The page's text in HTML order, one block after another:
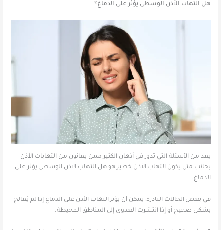
هل التهاب الأذن الوسطى يؤثر على الدماغ؟
يعد من الأسئلة التي تدور في أذهان الكثير ممن يعانون من التهابات الأذن
بجانب متى يكون التهاب الأذن خطير هو هل التهاب الأذن الوسطى يؤثر على
الدماغ.
في بعض الحالات النادرة، يمكن أن يؤثر التهاب الأذن على الدماغ إذا لم يُعالج
بشكل صحيح أو إذا انتشرت العدوى إلى المناطق المحيطة.